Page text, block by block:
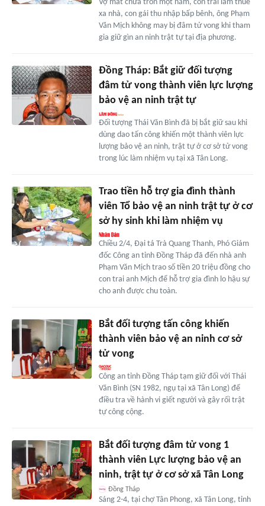
Vợ mất chưa tròn một năm, con trai làm thuê
xa nhà, con gái thu nhập bấp bênh, ông Phạm
Văn Mịch không may bị đâm tử vong khi tham
gia giữ gìn an ninh trật tự tại địa phương.
Đồng Tháp: Bắt giữ đối tượng
đâm tử vong thành viên lực lượng
bảo vệ an ninh trật tự
Đối tượng Thái Văn Bình đã bị bắt giữ sau khi
dùng dao tấn công khiến một thành viên lực
lượng bảo vệ an ninh, trật tự ở cơ sở tử vong
trong lúc làm nhiệm vụ tại xã Tân Long.
Trao tiền hỗ trợ gia đình thành
viên Tổ bảo vệ an ninh trật tự ở cơ
sở hy sinh khi làm nhiệm vụ
Chiều 2/4, Đại tá Trà Quang Thanh, Phó Giám
đốc Công an tỉnh Đồng Tháp đã đến nhà anh
Phạm Văn Mịch trao số tiền 20 triệu đồng cho
con trai anh Mịch để hỗ trợ gia đình lo hậu sự
cho anh được chu toàn.
Bắt đối tượng tấn công khiến
thành viên bảo vệ an ninh cơ sở
tử vong
Công an tỉnh Đồng Tháp tạm giữ đối với Thái
Văn Bình (SN 1982, ngụ tại xã Tân Long) để
điều tra về hành vi giết người và gây rối trật
tự công cộng.
Bắt đối tượng đâm tử vong 1
thành viên Lực lượng bảo vệ an
ninh, trật tự ở cơ sở xã Tân Long
Đồng Tháp
Sáng 2-4, tại chợ Tân Phong, xã Tân Long, tỉnh